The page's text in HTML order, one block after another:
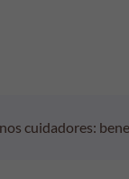
cuidadores: